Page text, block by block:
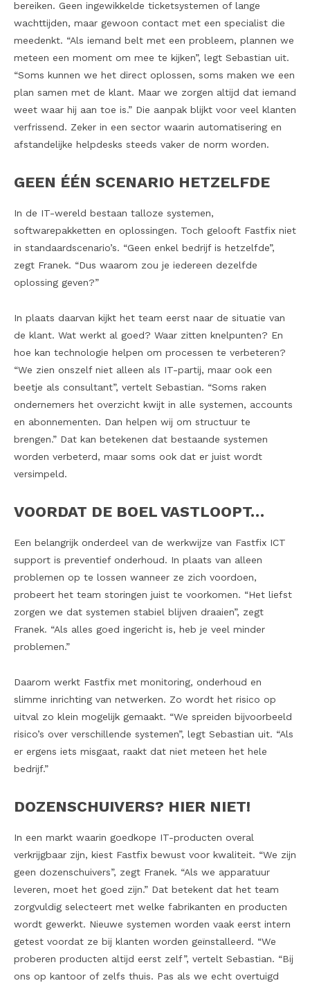
bereiken. Geen ingewikkelde ticketsystemen of lange
wachttijden, maar gewoon contact met een specialist die
meedenkt. “Als iemand belt met een probleem, plannen we
meteen een moment om mee te kijken”, legt Sebastian uit.
“Soms kunnen we het direct oplossen, soms maken we een
plan samen met de klant. Maar we zorgen altijd dat iemand
weet waar hij aan toe is.” Die aanpak blijkt voor veel klanten
verfrissend. Zeker in een sector waarin automatisering en
afstandelijke helpdesks steeds vaker de norm worden.
GEEN ÉÉN SCENARIO HETZELFDE
In de IT-wereld bestaan talloze systemen,
softwarepakketten en oplossingen. Toch gelooft Fastfix niet
in standaardscenario’s. “Geen enkel bedrijf is hetzelfde”,
zegt Franek. “Dus waarom zou je iedereen dezelfde
oplossing geven?”
In plaats daarvan kijkt het team eerst naar de situatie van
de klant. Wat werkt al goed? Waar zitten knelpunten? En
hoe kan technologie helpen om processen te verbeteren?
“We zien onszelf niet alleen als IT-partij, maar ook een
beetje als consultant”, vertelt Sebastian. “Soms raken
ondernemers het overzicht kwijt in alle systemen, accounts
en abonnementen. Dan helpen wij om structuur te
brengen.” Dat kan betekenen dat bestaande systemen
worden verbeterd, maar soms ook dat er juist wordt
versimpeld.
VOORDAT DE BOEL VASTLOOPT…
Een belangrijk onderdeel van de werkwijze van Fastfix ICT
support is preventief onderhoud. In plaats van alleen
problemen op te lossen wanneer ze zich voordoen,
probeert het team storingen juist te voorkomen. “Het liefst
zorgen we dat systemen stabiel blijven draaien”, zegt
Franek. “Als alles goed ingericht is, heb je veel minder
problemen.”
Daarom werkt Fastfix met monitoring, onderhoud en
slimme inrichting van netwerken. Zo wordt het risico op
uitval zo klein mogelijk gemaakt. “We spreiden bijvoorbeeld
risico’s over verschillende systemen”, legt Sebastian uit. “Als
er ergens iets misgaat, raakt dat niet meteen het hele
bedrijf.”
DOZENSCHUIVERS? HIER NIET!
In een markt waarin goedkope IT-producten overal
verkrijgbaar zijn, kiest Fastfix bewust voor kwaliteit. “We zijn
geen dozenschuivers”, zegt Franek. “Als we apparatuur
leveren, moet het goed zijn.” Dat betekent dat het team
zorgvuldig selecteert met welke fabrikanten en producten
wordt gewerkt. Nieuwe systemen worden vaak eerst intern
getest voordat ze bij klanten worden geïnstalleerd. “We
proberen producten altijd eerst zelf”, vertelt Sebastian. “Bij
ons op kantoor of zelfs thuis. Pas als we echt overtuigd